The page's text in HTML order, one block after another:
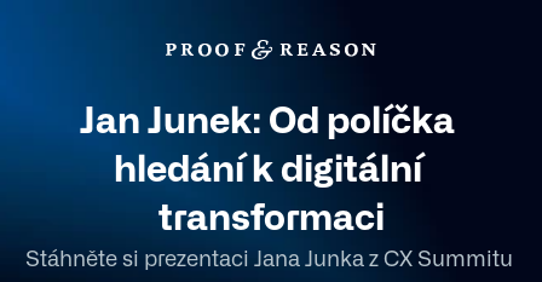
Jan Junek: Od políčka
hledání k digitální
transformaci
Stáhněte si prezentaci Jana Junka z CX Summitu